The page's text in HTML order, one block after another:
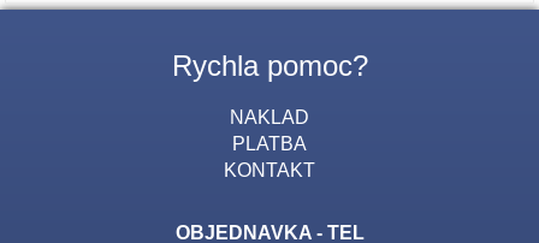
Rychla pomoc?
NAKLAD
PLATBA
KONTAKT
OBJEDNAVKA - TEL